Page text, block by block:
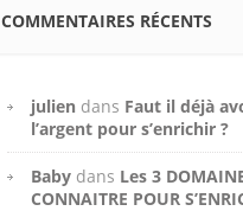
COMMENTAIRES RÉCENTS
julien dans Faut il déjà
l’argent pour s’enrichir ?
Baby dans Les 3
CONNAITRE POUR